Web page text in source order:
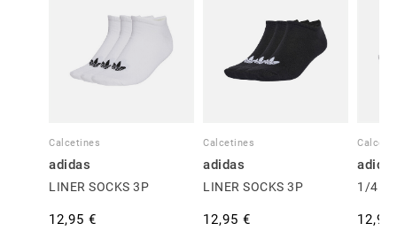
Calcetines
adidas
LINER SOCKS 3P
12,95 €
Calcetines
adidas
LINER SOCKS 3P
12,95 €
1/4
12,95